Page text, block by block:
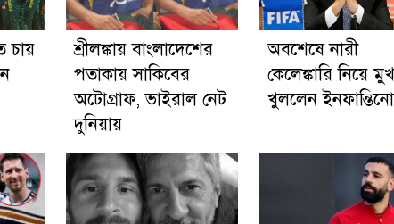
চায়
শ্রীলঙ্কায় বাংলাদেশের
পতাকায় সাকিবের
অটোগ্রাফ, ভাইরাল নেট
দুনিয়ায়
অবশেষে নারী
কেলেঙ্কারি নিয়ে মুখ
খুললেন ইনফান্তিনো